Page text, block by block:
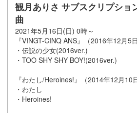
観月ありさ サブスクリプショ
曲
2021年5月16日(日) 0時～
『VINGT-CINQ ANS』（2016年12月5
・伝説の少女(2016ver.)
・TOO SHY SHY BOY!(2016ver.)
『わたし/Heroines!』（2014年12月10
・わたし
・Heroines!